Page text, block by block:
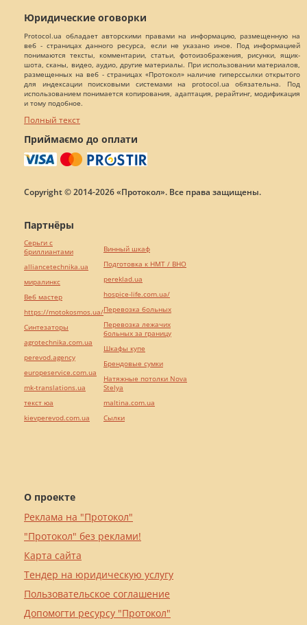
Юридические оговорки
Protocol.ua обладает авторскими правами на информацию, размещенную на
веб - страницах данного ресурса, если не указано иное. Под информацией
понимаются тексты, комментарии, статьи, фотоизображения, рисунки, ящик-
шота, сканы, видео, аудио, другие материалы. При использовании материалов,
размещенных на веб - страницах «Протокол» наличие гиперссылки открытого
для индексации поисковыми системами на protocol.ua обязательна. Под
использованием понимается копирования, адаптация, рерайтинг, модификация
и тому подобное.
Полный текст
Приймаємо до оплати
Copyright © 2014-2026 «Протокол». Все права защищены.
О проекте
Реклама на "Протокол"
"Протокол" без реклами!
Карта сайта
Тендер на юридическую услугу
Пользовательское соглашение
Допомогти ресурсу "Протокол"
Партнёры
Серьги с
бриллиантами
alliancetechnika.ua
миралинкс
Веб мастер
https://motokosmos.ua/
Синтезаторы
agrotechnika.com.ua
perevod.agency
europeservice.com.ua
mk-translations.ua
текст юа
kievperevod.com.ua
Винный шкаф
Подготовка к НМТ / ВНО
pereklad.ua
hospice-life.com.ua/
Перевозка больных
Перевозка лежачих
больных за границу
Шкафы купе
Брендовые сумки
Натяжные потолки Nova
Stelya
maltina.com.ua
Cылки